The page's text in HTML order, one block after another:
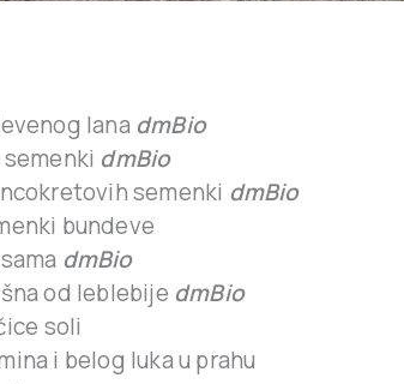
lana dmBio
dmBio
semenki dmBio
bundeve
dmBio
od leblebije dmBio
soli
i belog luka u prahu